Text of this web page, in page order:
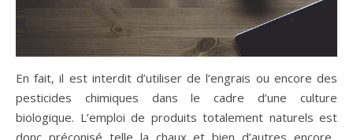
En fait, il est interdit d’utiliser de l’engrais ou encore des
pesticides chimiques dans le cadre d’une culture
biologique. L’emploi de produits totalement naturels est